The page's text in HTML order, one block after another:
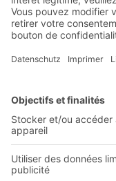
S'inscrire à
Solutions BITO
Solutions
Bacs en matière
Systèmes de